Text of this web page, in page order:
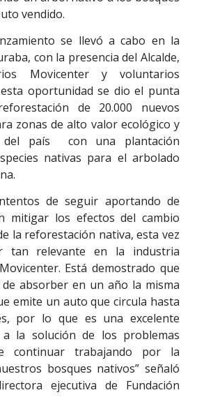
vendido.
se llevó a cabo en la
con la presencia del Alcalde,
Movicenter y voluntarios
oportunidad se dio el punta
de 20.000 nuevos
zonas de alto valor ecológico y
del país con una plantación
nativas para el arbolado
de seguir aportando de
mitigar los efectos del cambio
la reforestación nativa, esta vez
relevante en la industria
Está demostrado que
absorber en un año la misma
emite un auto que circula hasta
por lo que es una excelente
la solución de los problemas
continuar trabajando por la
bosques nativos” señaló
ejecutiva de Fundación